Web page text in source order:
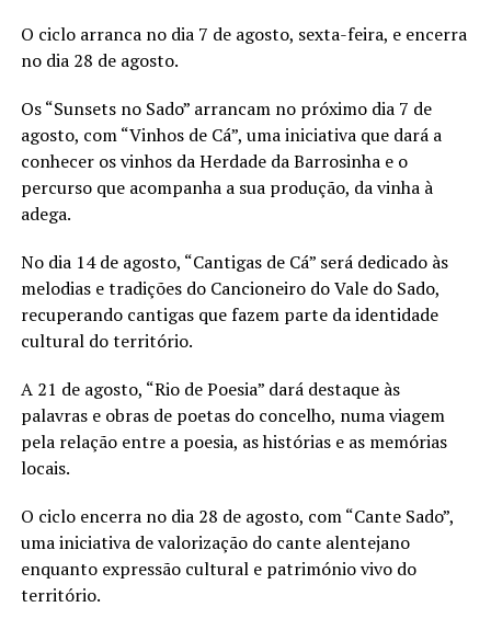
O ciclo arranca no dia 7 de agosto, sexta-feira, e encerra
no dia 28 de agosto.
Os “Sunsets no Sado” arrancam no próximo dia 7 de
agosto, com “Vinhos de Cá”, uma iniciativa que dará a
conhecer os vinhos da Herdade da Barrosinha e o
percurso que acompanha a sua produção, da vinha à
adega.
No dia 14 de agosto, “Cantigas de Cá” será dedicado às
melodias e tradições do Cancioneiro do Vale do Sado,
recuperando cantigas que fazem parte da identidade
cultural do território.
A 21 de agosto, “Rio de Poesia” dará destaque às
palavras e obras de poetas do concelho, numa viagem
pela relação entre a poesia, as histórias e as memórias
locais.
O ciclo encerra no dia 28 de agosto, com “Cante Sado”,
uma iniciativa de valorização do cante alentejano
enquanto expressão cultural e património vivo do
território.